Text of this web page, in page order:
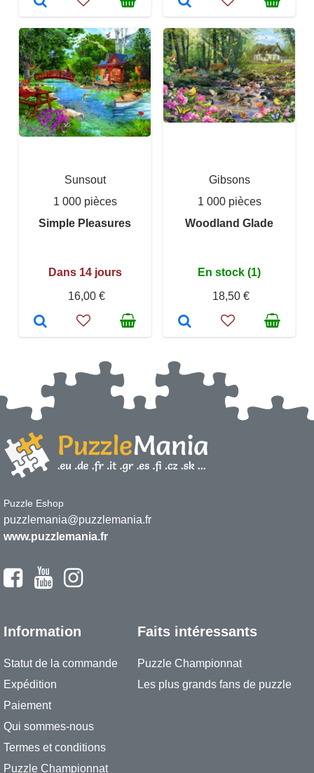
Sunsout
1 000 pièces
Simple Pleasures
Dans 14 jours
16,00 €
Gibsons
1 000 pièces
Woodland Glade
En stock (1)
18,50 €
Puzzle Eshop
puzzlemania@puzzlemania.fr
www.puzzlemania.fr
Information
Statut de la commande
Expédition
Paiement
Qui sommes-nous
Termes et conditions
Puzzle Championnat
Faits intéressants
Puzzle Championnat
Les plus grands fans de puzzle